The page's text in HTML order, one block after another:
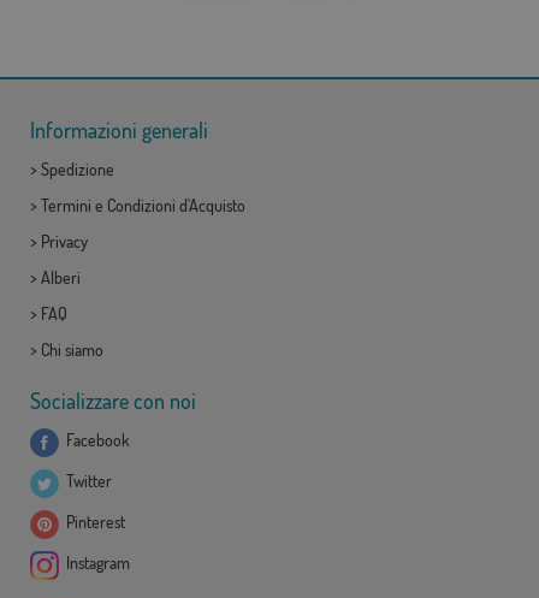
Informazioni generali
> Spedizione
> Termini e Condizioni d'Acquisto
> Privacy
> Alberi
> FAQ
> Chi siamo
Socializzare con noi
Facebook
Twitter
Pinterest
Instagram